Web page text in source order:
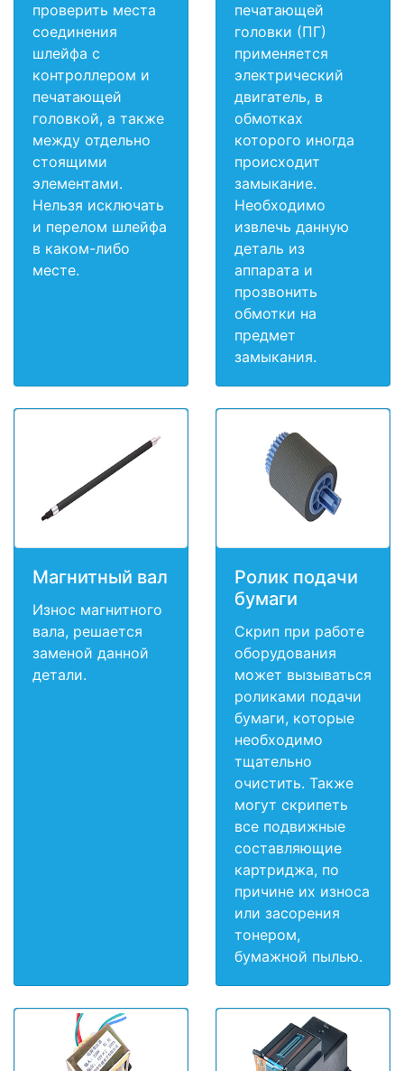
проверить места
соединения
шлейфа с
контроллером и
печатающей
головкой, а также
между отдельно
стоящими
элементами.
Нельзя исключать
и перелом шлейфа
в каком-либо
месте.
печатающей
головки (ПГ)
применяется
электрический
двигатель, в
обмотках
которого иногда
происходит
замыкание.
Необходимо
извлечь данную
деталь из
аппарата и
прозвонить
обмотки на
предмет
замыкания.
Магнитный вал
Износ магнитного
вала, решается
заменой данной
детали.
Ролик подачи
бумаги
Скрип при работе
оборудования
может вызываться
роликами подачи
бумаги, которые
необходимо
тщательно
очистить. Также
могут скрипеть
все подвижные
составляющие
картриджа, по
причине их износа
или засорения
тонером,
бумажной пылью.